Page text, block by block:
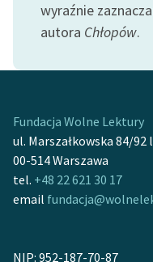
Feministyczne inspiracje.
Popularyzacja
feministycznej
Kolekcje edukacyjne
twórców przechodzących
do domeny publicznej,
lektur szkolnych oraz
wyraźnie
autora Chłopów.
Fundacja Wolne Lektury
ul. Marszałkowska 84/92
00-514 Warszawa
tel. +48 22 621 30 17
email
NIP: 952-187-70-87